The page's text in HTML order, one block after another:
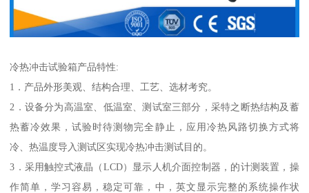
冷热冲击试验箱产品特性:
1．产品外形美观、结构合理、工艺、选材考究。
2．设备分为高温室、低温室、测试室三部分，采特之断热结构及蓄
热蓄冷效果，试验时待测物完全静止，应用冷热风路切换方式将
冷、热温度导入测试区实现冷热冲击测试目的。
3．采用触控式液晶（LCD）显示人机介面控制器，的计测装置，操
作简单，学习容易，稳定可靠，中，英文显示完整的系统操作状